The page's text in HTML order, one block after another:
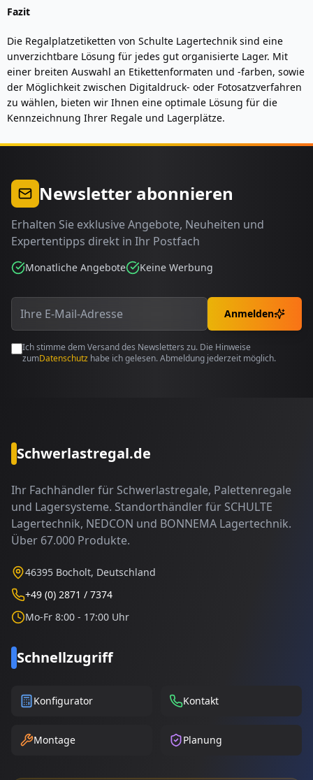
Fazit
Die Regalplatzetiketten von Schulte Lagertechnik sind eine
unverzichtbare Lösung für jedes gut organisierte Lager. Mit
einer breiten Auswahl an Etikettenformaten und -farben, sowie
der Möglichkeit zwischen Digitaldruck- oder Fotosatzverfahren
zu wählen, bieten wir Ihnen eine optimale Lösung für die
Kennzeichnung Ihrer Regale und Lagerplätze.
Newsletter abonnieren
Erhalten Sie exklusive Angebote, Neuheiten und
Expertentipps direkt in Ihr Postfach
Monatliche Angebote Keine Werbung
Anmelden
Ich stimme dem Versand des Newsletters zu. Die Hinweise
zumDatenschutz habe ich gelesen. Abmeldung jederzeit möglich.
Schwerlastregal.de
Ihr Fachhändler für Schwerlastregale, Palettenregale
und Lagersysteme. Standorthändler für SCHULTE
Lagertechnik, NEDCON und BONNEMA Lagertechnik.
Über 67.000 Produkte.
46395 Bocholt, Deutschland
+49 (0) 2871 / 7374
Mo-Fr 8:00 - 17:00 Uhr
Schnellzugriff
Konfigurator Kontakt
Montage Planung